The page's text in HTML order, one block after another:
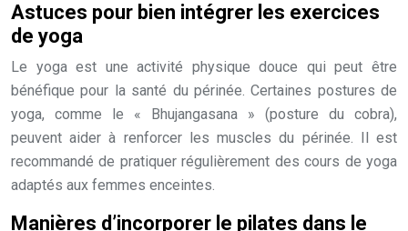
Astuces pour bien intégrer les exercices
de yoga
Le yoga est une activité physique douce qui peut être
bénéfique pour la santé du périnée. Certaines postures de
yoga, comme le « Bhujangasana » (posture du cobra),
peuvent aider à renforcer les muscles du périnée. Il est
recommandé de pratiquer régulièrement des cours de yoga
adaptés aux femmes enceintes.
Manières d’incorporer le pilates dans le